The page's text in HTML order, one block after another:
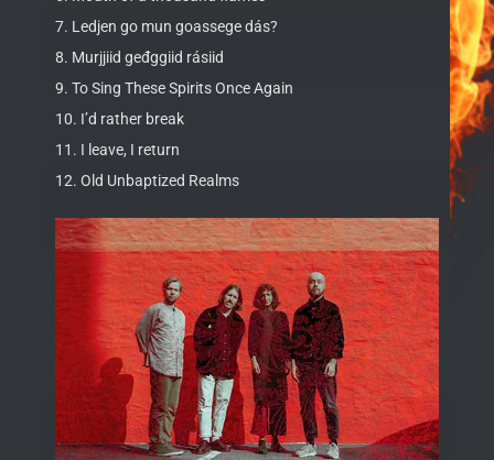
7. Ledjen go mun goassege dás?
8. Murjjiid geđggiid rásiid
9. To Sing These Spirits Once Again
10. I’d rather break
11. I leave, I return
12. Old Unbaptized Realms